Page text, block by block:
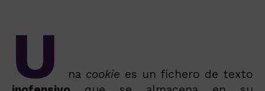
U na cookie es un fichero de texto